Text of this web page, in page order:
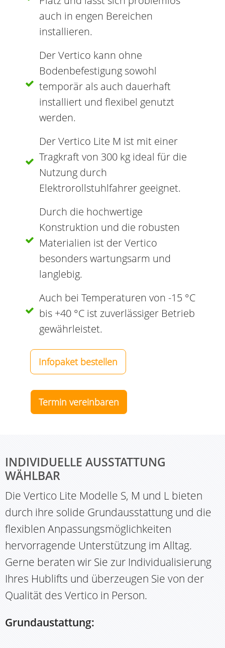
auch in engen Bereichen
installieren.
Der Vertico kann ohne
Bodenbefestigung sowohl
temporär als auch dauerhaft
installiert und flexibel genutzt
werden.
Der Vertico Lite M ist mit einer
Tragkraft von 300 kg ideal für die
Nutzung durch
Elektrorollstuhlfahrer geeignet.
Durch die hochwertige
Konstruktion und die robusten
Materialien ist der Vertico
besonders wartungsarm und
langlebig.
Auch bei Temperaturen von -15 °C
bis +40 °C ist zuverlässiger Betrieb
gewährleistet.
Infopaket bestellen
Termin vereinbaren
INDIVIDUELLE AUSSTATTUNG
WÄHLBAR
Die Vertico Lite Modelle S, M und L bieten
durch ihre solide Grundausstattung und die
flexiblen Anpassungsmöglichkeiten
hervorragende Unterstützung im Alltag.
Gerne beraten wir Sie zur Individualisierung
Ihres Hublifts und überzeugen Sie von der
Qualität des Vertico in Person.
Grundaustattung: